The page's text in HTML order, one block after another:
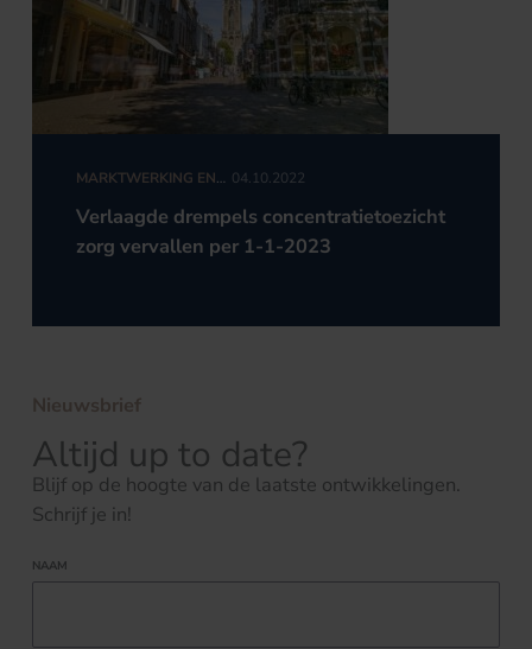
MARKTWERKING EN
MEDEDINGINGSRECHT
04.10.2022
Verlaagde drempels concentratietoezicht
zorg vervallen per 1-1-2023
Nieuwsbrief
Altijd up to date?
Blijf op de hoogte van de laatste ontwikkelingen.
Schrijf je in!
NAAM